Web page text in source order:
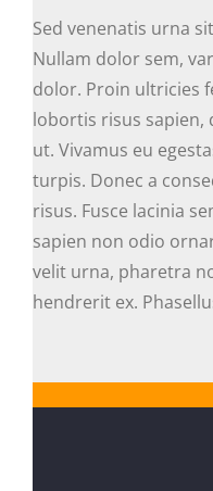
Sed venenatis urna
Nullam dolor sem,
dolor. Proin ultricies
lobortis risus
ut. Vivamus eu
turpis. Donec a
risus. Fusce lacinia
sapien non odio
velit urna, pharetra
hendrerit ex.